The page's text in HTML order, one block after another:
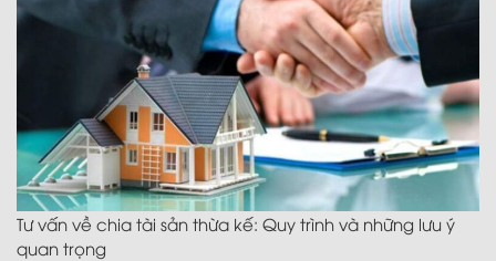
Tư vấn về chia tài sản thừa kế: Quy trình và những lưu ý
quan trọng